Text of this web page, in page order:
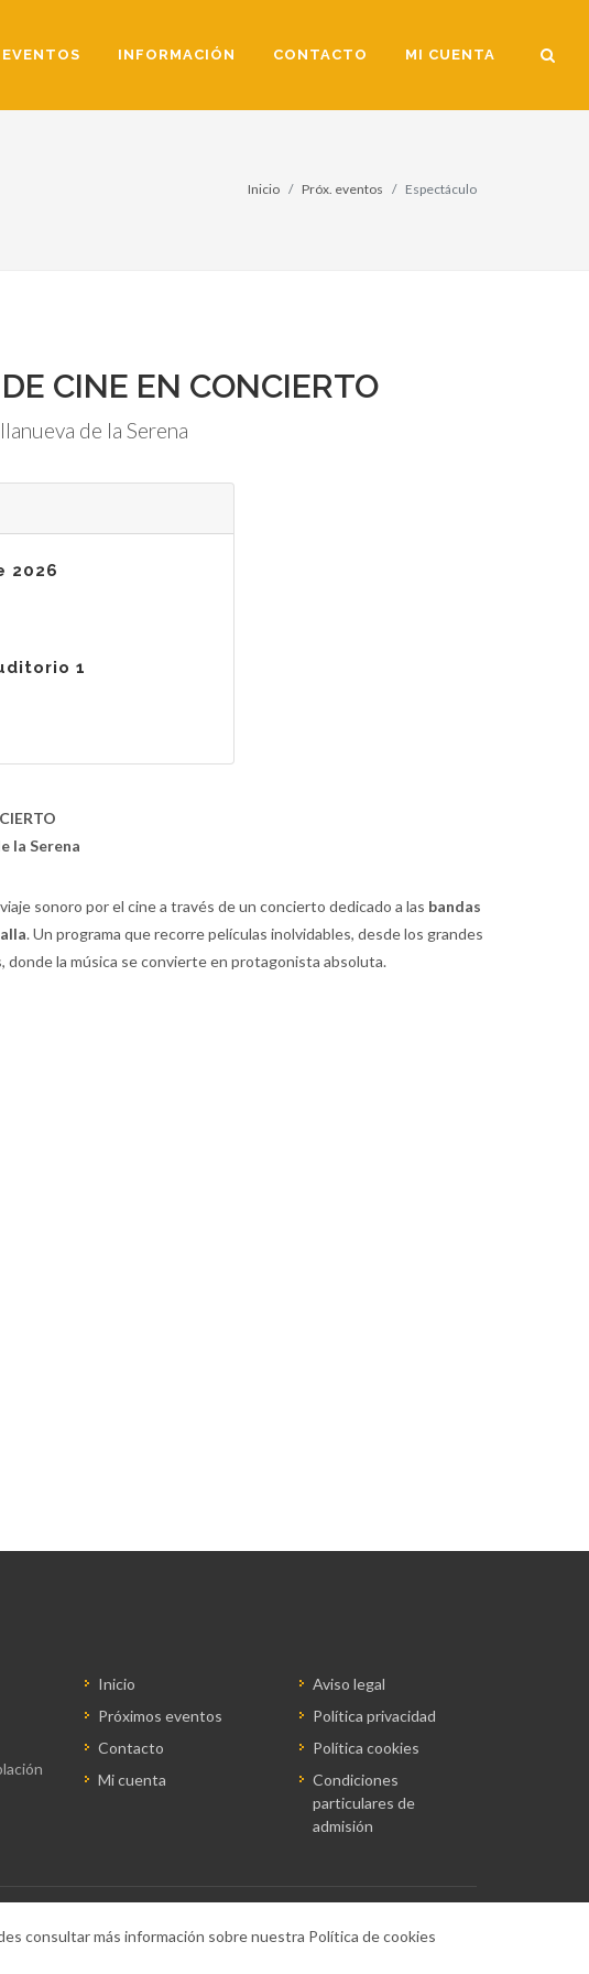
INFORMACIÓN CONTACTO MI CUENTA
Inicio Próx. eventos Espectáculo
CINE EN CONCIERTO
de la Serena
2026
1
la Serena
sonoro por el cine a través de un concierto dedicado a las bandas
. Un programa que recorre películas inolvidables, desde los grandes
la música se convierte en protagonista absoluta.
Inicio
Próximos eventos
Contacto
Mi cuenta
Aviso legal
Política privacidad
Política cookies
Condiciones
particulares de
admisión
consultar más información sobre nuestra Política de cookies